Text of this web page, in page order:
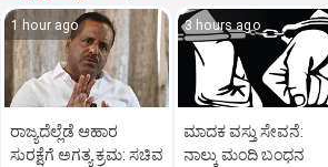
1 hour ago
ರಾಜ್ಯದೆಲ್ಲೆಡೆ ಆಹಾರ
ಸುರಕ್ಷೆಗೆ ಅಗತ್ಯ ಕ್ರಮ: ಸಚಿವ
3 hours ago
ಮಾದಕ ವಸ್ತು ಸೇವನೆ:
ನಾಲ್ಕು ಮಂದಿ ಬಂಧನ